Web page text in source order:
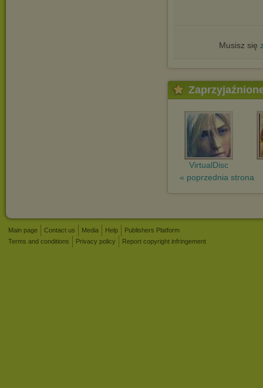
Musisz się
VirtualDisc
« poprzednia strona
Main page Contact us Media Help
Publishers Platform
Terms and conditions
Privacy policy Report copyright infringement